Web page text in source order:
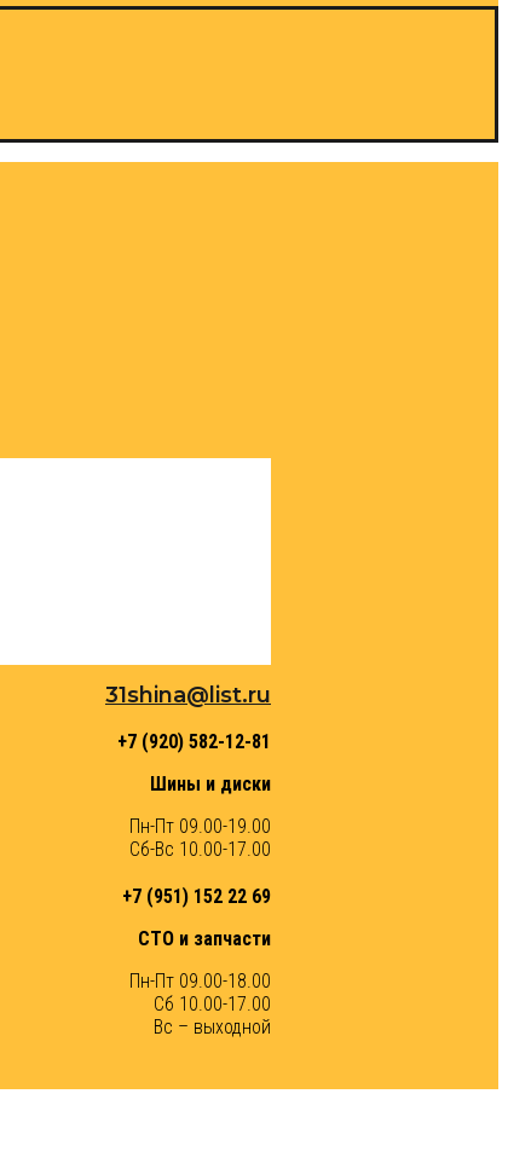
31shina@list.ru
+7 (920) 582-12-81
Шины и диски
Пн-Пт 09.00-19.00
Сб-Вс 10.00-17.00
+7 (951) 152 22 69
СТО и запчасти
Пн-Пт 09.00-18.00
Сб 10.00-17.00
Вс – выходной